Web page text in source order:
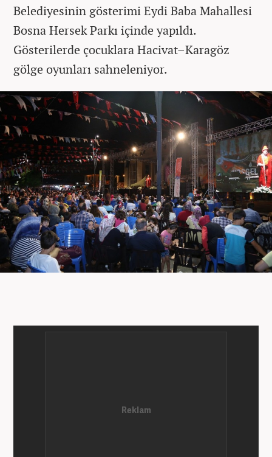
Belediyesinin gösterimi Eydi Baba Mahallesi
Bosna Hersek Parkı içinde yapıldı.
Gösterilerde çocuklara Hacivat–Karagöz
gölge oyunları sahneleniyor.